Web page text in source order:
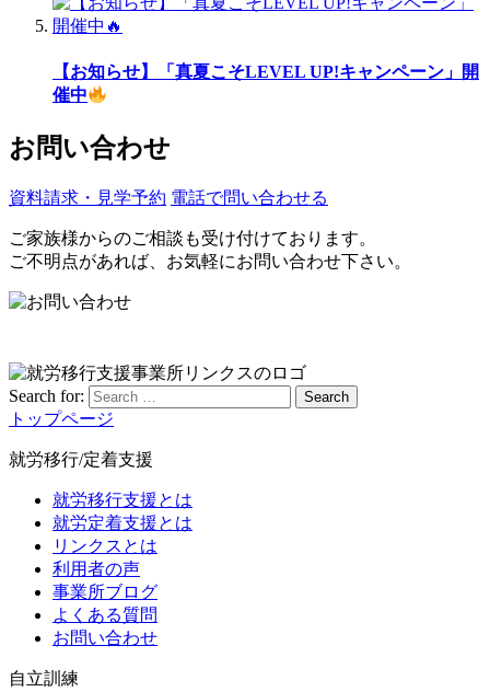
【お知らせ】「真夏こそLEVEL UP!キャンペーン」開
催中
お問い合わせ
資料請求・見学予約 電話で問い合わせる
ご家族様からのご相談も受け付けております。
ご不明点があれば、お気軽にお問い合わせ下さい。
Search for: Search
トップページ
就労移行/定着支援
就労移行支援とは
就労定着支援とは
リンクスとは
利用者の声
事業所ブログ
よくある質問
お問い合わせ
自立訓練